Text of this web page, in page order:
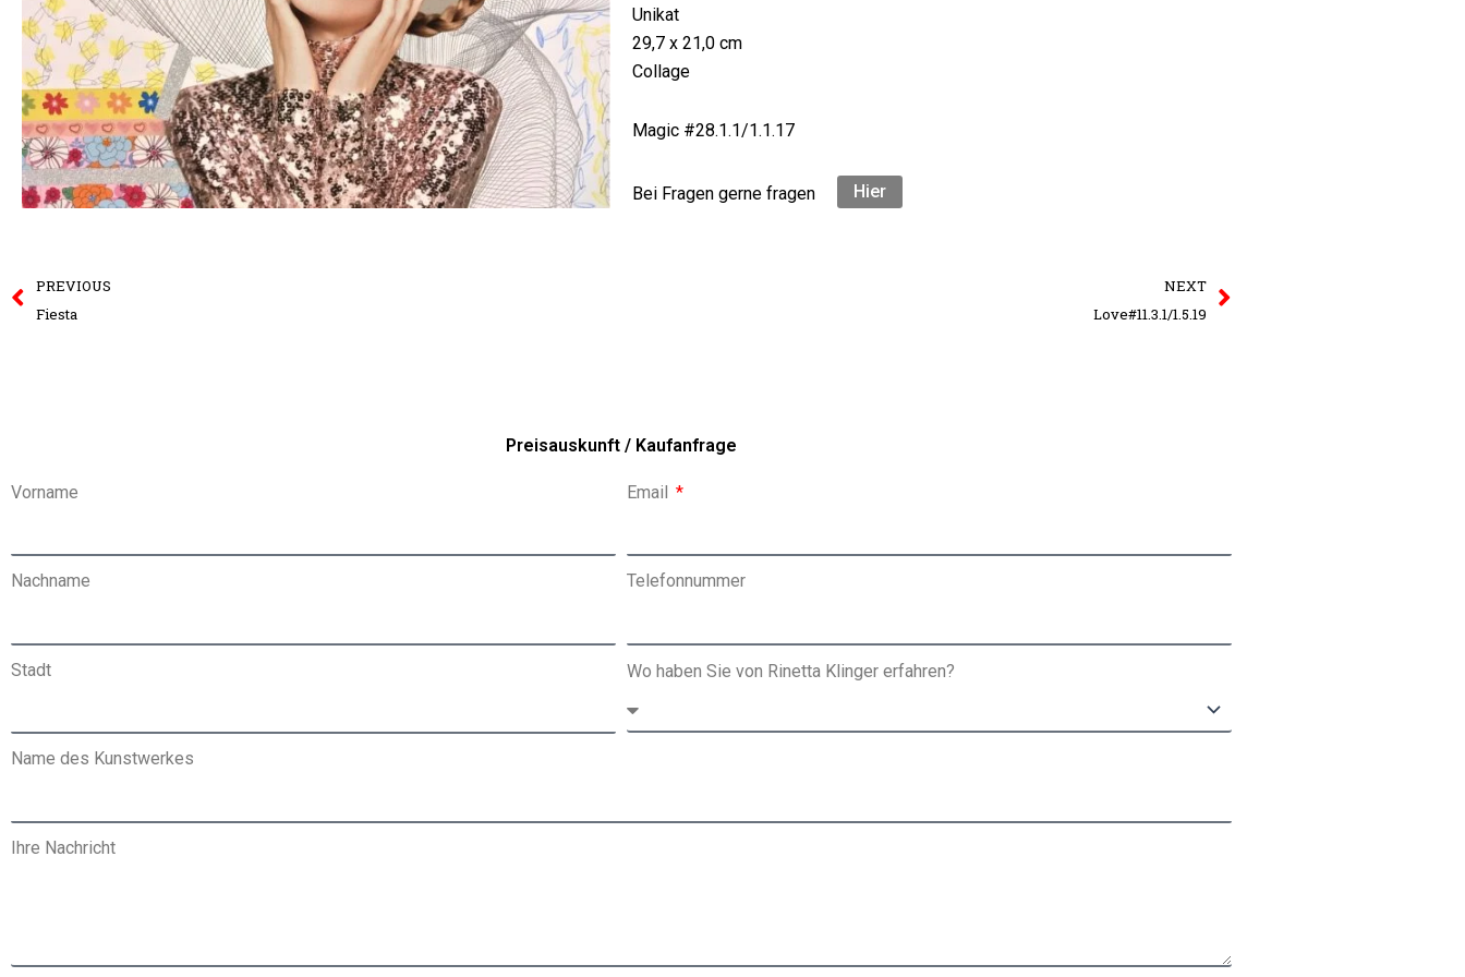
Unikat
29,7 x 21,0 cm
Collage
Magic #28.1.1/1.1.17
Bei Fragen gerne fragen Hier
PREVIOUS
Fiesta
NEXT
Love#11.3.1/1.5.19
Preisauskunft / Kaufanfrage
Vorname Email
Nachname Telefonnummer
Stadt Wo haben Sie von Rinetta Klinger erfahren?
Name des Kunstwerkes
Ihre Nachricht